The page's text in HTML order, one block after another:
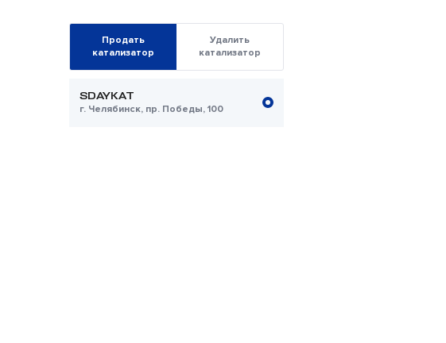
Продать
катализатор
Удалить
катализатор
SDAYKAT
г. Челябинск, пр. Победы, 100